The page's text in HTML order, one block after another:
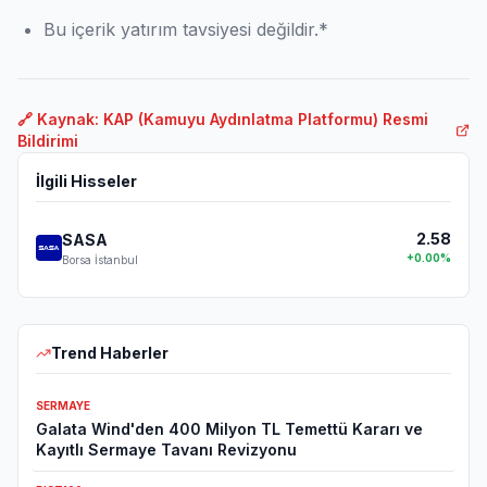
Bu içerik yatırım tavsiyesi değildir.*
🔗 Kaynak: KAP (Kamuyu Aydınlatma Platformu) Resmi
Bildirimi
İlgili Hisseler
SASA
Borsa İstanbul
2.58
+0.00%
Trend Haberler
SERMAYE
Galata Wind'den 400 Milyon TL Temettü Kararı ve
Kayıtlı Sermaye Tavanı Revizyonu